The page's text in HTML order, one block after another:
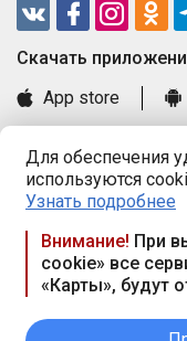
Для обеспечения
используются
Узнать подробнее
Внимание! При
cookie» все
«Карты», будут
Cкачать
App store
Книга замечаний и
Правила и документы
Praca.by ©
Республика
117а, пом. № 9.
вых. дн. — сб., вс.